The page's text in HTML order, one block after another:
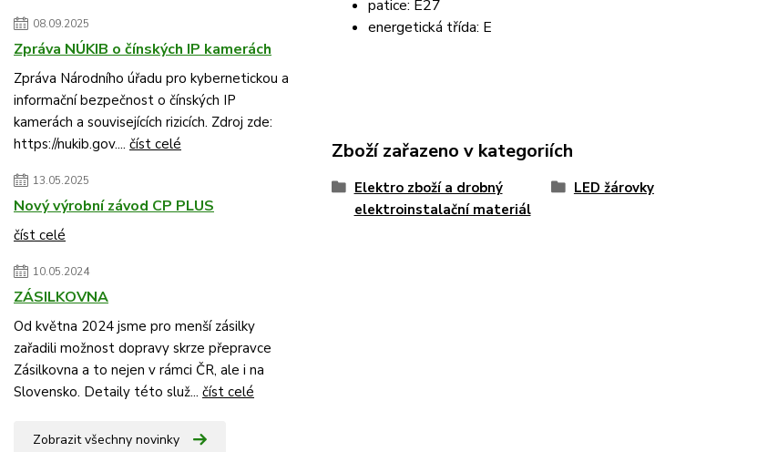
08.09.2025
Zpráva NÚKIB o čínských IP kamerách
Zpráva Národního úřadu pro kybernetickou a
informační bezpečnost o čínských IP
kamerách a souvisejících rizicích. Zdroj zde:
https://nukib.gov.... číst celé
13.05.2025
Nový výrobní závod CP PLUS
číst celé
10.05.2024
ZÁSILKOVNA
Od května 2024 jsme pro menší zásilky
zařadili možnost dopravy skrze přepravce
Zásilkovna a to nejen v rámci ČR, ale i na
Slovensko. Detaily této služ... číst celé
Zobrazit všechny novinky
patice: E27
energetická třída: E
Zboží zařazeno v kategoriích
Elektro zboží a drobný
elektroinstalační materiál
LED žárovky